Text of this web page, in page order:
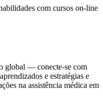
com cursos on-line
global — conecte-se com
e estratégias e
na assistência médica em